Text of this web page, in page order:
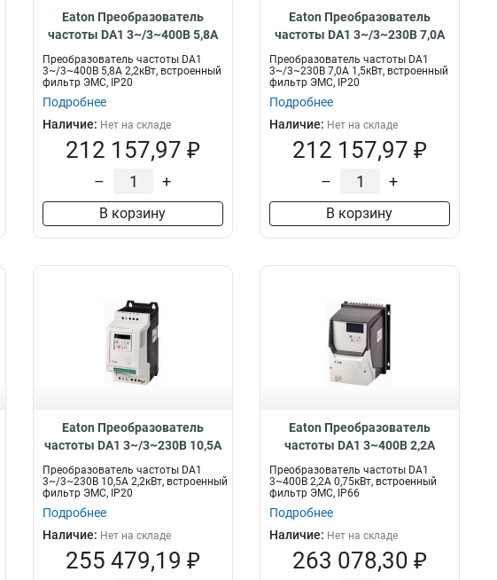
Eaton Преобразователь
частоты DA1 3~/3~400В 5,8A
2,2кВт, встроенный фильтр
ЭМС, IP20 DA1-345D8FB-A20C
Преобразователь частоты DA1
3~/3~400В 5,8A 2,2кВт, встроенный
фильтр ЭМС, IP20
Подробнее
Наличие: Нет на складе
212 157,97 ₽
– +
В корзину
Eaton Преобразователь
частоты DA1 3~/3~230В 7,0A
1,5кВт, встроенный фильтр
ЭМС, IP20 DA1-327D0FB-A20C
Преобразователь частоты DA1
3~/3~230В 7,0A 1,5кВт, встроенный
фильтр ЭМС, IP20
Подробнее
Наличие: Нет на складе
212 157,97 ₽
– +
В корзину
Eaton Преобразователь
частоты DA1 3~/3~230В 10,5A
2,2кВт, встроенный фильтр
ЭМС, IP20 DA1-32011FB-A20C
Преобразователь частоты DA1
3~/3~230В 10,5A 2,2кВт, встроенный
фильтр ЭМС, IP20
Подробнее
Наличие: Нет на складе
255 479,19 ₽
Eaton Преобразователь
частоты DA1 3~400В 2,2A
0,75кВт, встроенный фильтр
ЭМС, IP66 DA1-342D2FB-B66C
Преобразователь частоты DA1
3~400В 2,2A 0,75кВт, встроенный
фильтр ЭМС, IP66
Подробнее
Наличие: Нет на складе
263 078,30 ₽